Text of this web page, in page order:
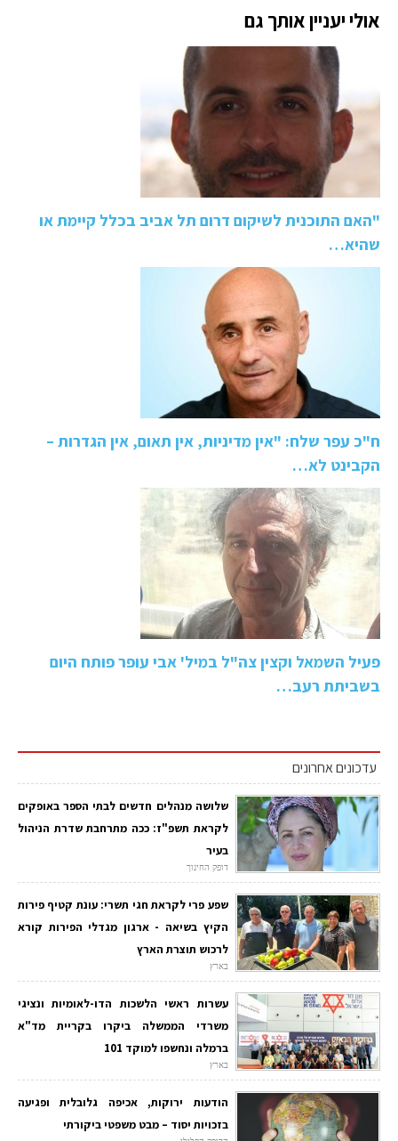
אולי יעניין אותך גם
"האם התוכנית לשיקום דרום תל אביב בכלל קיימת או
שהיא…
ח"כ עפר שלח: "אין מדיניות, אין תאום, אין הגדרות –
הקבינט לא…
פעיל השמאל וקצין צה"ל במיל' אבי עופר פותח היום
בשביתת רעב…
עדכונים אחרונים
שלושה מנהלים חדשים לבתי הספר באופקים
לקראת תשפ"ז: ככה מתרחבת שדרת הניהול
בעיר
דופק החינוך
שפע פרי לקראת חגי תשרי: עונת קטיף פירות
הקיץ בשיאה - ארגון מגדלי הפירות קורא
לרכוש תוצרת הארץ
בארץ
עשרות ראשי הלשכות הדו-לאומיות ונציגי
משרדי הממשלה ביקרו בקריית מד"א
ברמלה ונחשפו למוקד 101
בארץ
הודעות ירוקות, אכיפה גלובלית ופגיעה
בזכויות יסוד – מבט משפטי ביקורתי